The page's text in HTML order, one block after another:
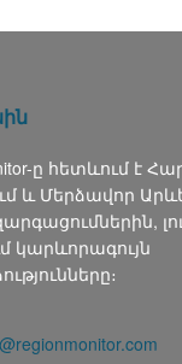
ը հետևում է
և Մերձավոր
կարևորագույն